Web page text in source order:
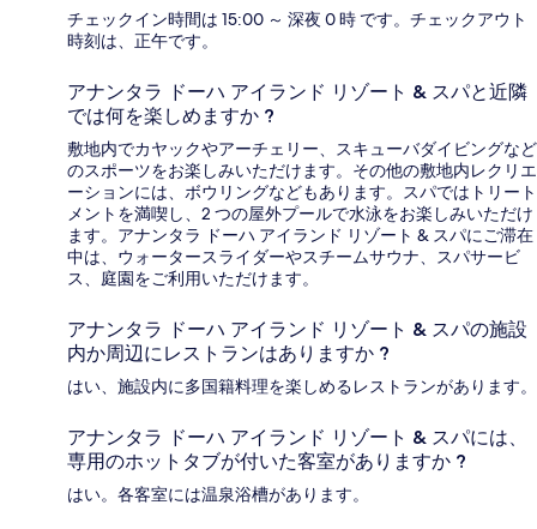
チェックイン時間は 15:00 ～ 深夜 0 時 です。チェックアウト
時刻は、正午です。
アナンタラ ドーハ アイランド リゾート & スパと近隣
では何を楽しめますか ?
敷地内でカヤックやアーチェリー、スキューバダイビングなど
のスポーツをお楽しみいただけます。その他の敷地内レクリエ
ーションには、ボウリングなどもあります。スパではトリート
メントを満喫し、2 つの屋外プールで水泳をお楽しみいただけ
ます。アナンタラ ドーハ アイランド リゾート & スパにご滞在
中は、ウォータースライダーやスチームサウナ、スパサービ
ス、庭園をご利用いただけます。
アナンタラ ドーハ アイランド リゾート & スパの施設
内か周辺にレストランはありますか ?
はい、施設内に多国籍料理を楽しめるレストランがあります。
アナンタラ ドーハ アイランド リゾート & スパには、
専用のホットタブが付いた客室がありますか ?
はい。各客室には温泉浴槽があります。